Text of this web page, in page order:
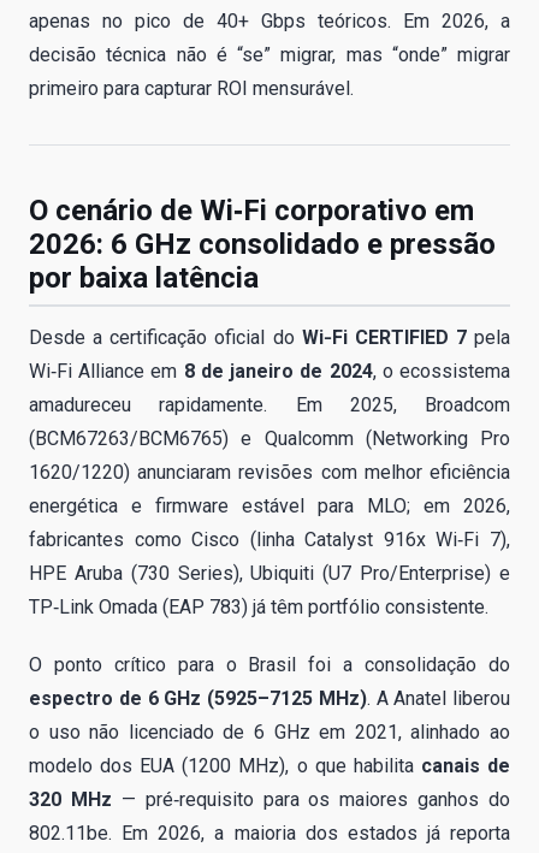
apenas no pico de 40+ Gbps teóricos. Em 2026, a
decisão técnica não é “se” migrar, mas “onde” migrar
primeiro para capturar ROI mensurável.
O cenário de Wi‑Fi corporativo em
2026: 6 GHz consolidado e pressão
por baixa latência
Desde a certificação oficial do Wi‑Fi CERTIFIED 7pela
Wi‑Fi Alliance em 8 de janeiro de 2024, o ecossistema
amadureceu rapidamente. Em 2025, Broadcom
(BCM67263/BCM6765) e Qualcomm (Networking Pro
1620/1220) anunciaram revisões com melhor eficiência
energética e firmware estável para MLO; em 2026,
fabricantes como Cisco (linha Catalyst 916x Wi‑Fi 7),
HPE Aruba (730 Series), Ubiquiti (U7 Pro/Enterprise) e
TP‑Link Omada (EAP 783) já têm portfólio consistente.
O ponto crítico para o Brasil foi a consolidação do
espectro de 6 GHz (5925–7125 MHz). A Anatel liberou
o uso não licenciado de 6 GHz em 2021, alinhado ao
modelo dos EUA (1200 MHz), o que habilita canais de
320 MHz — pré‑requisito para os maiores ganhos do
802.11be. Em 2026, a maioria dos estados já reporta